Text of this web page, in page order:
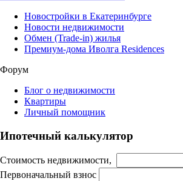
Новостройки в Екатеринбурге
Новости недвижимости
Обмен (Trade-in) жилья
Премиум-дома Иволга Residences
Форум
Блог о недвижимости
Квартиры
Личный помощник
Ипотечный калькулятор
Стоимость недвижимости,
Первоначальный взнос